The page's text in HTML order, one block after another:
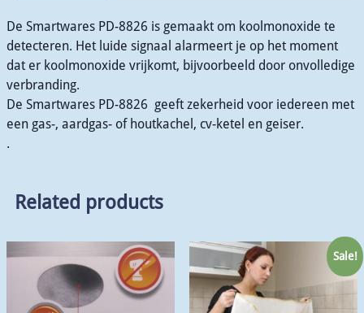
De Smartwares PD-8826 is gemaakt om koolmonoxide te
detecteren. Het luide signaal alarmeert je op het moment
dat er koolmonoxide vrijkomt, bijvoorbeeld door onvolledige
verbranding.
De Smartwares PD-8826 geeft zekerheid voor iedereen met
een gas-, aardgas- of houtkachel, cv-ketel en geiser.
.
Related products
Sale!